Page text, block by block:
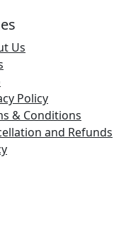
Us
Policy
& Conditions
and Refunds